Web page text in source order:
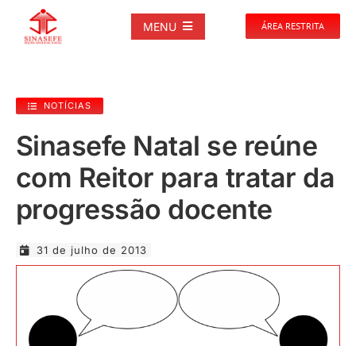
MENU
NOTÍCIAS
PUBLICAÇÕES
DOCUMENTOS
EVENTOS
ÁREA RESTRITA
NOTÍCIAS
Sinasefe Natal se reúne
com Reitor para tratar da
progressão docente
31 de julho de 2013